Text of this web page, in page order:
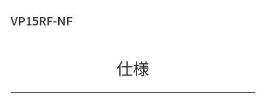
VP15RF-NF
仕様